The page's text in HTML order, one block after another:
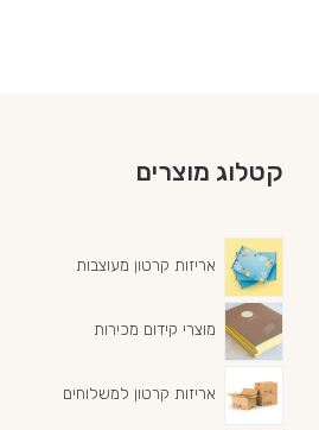
קטלוג מוצרים
אריזות קרטון מעוצבות
מוצרי קידום מכירות
אריזות קרטון למשלוחים